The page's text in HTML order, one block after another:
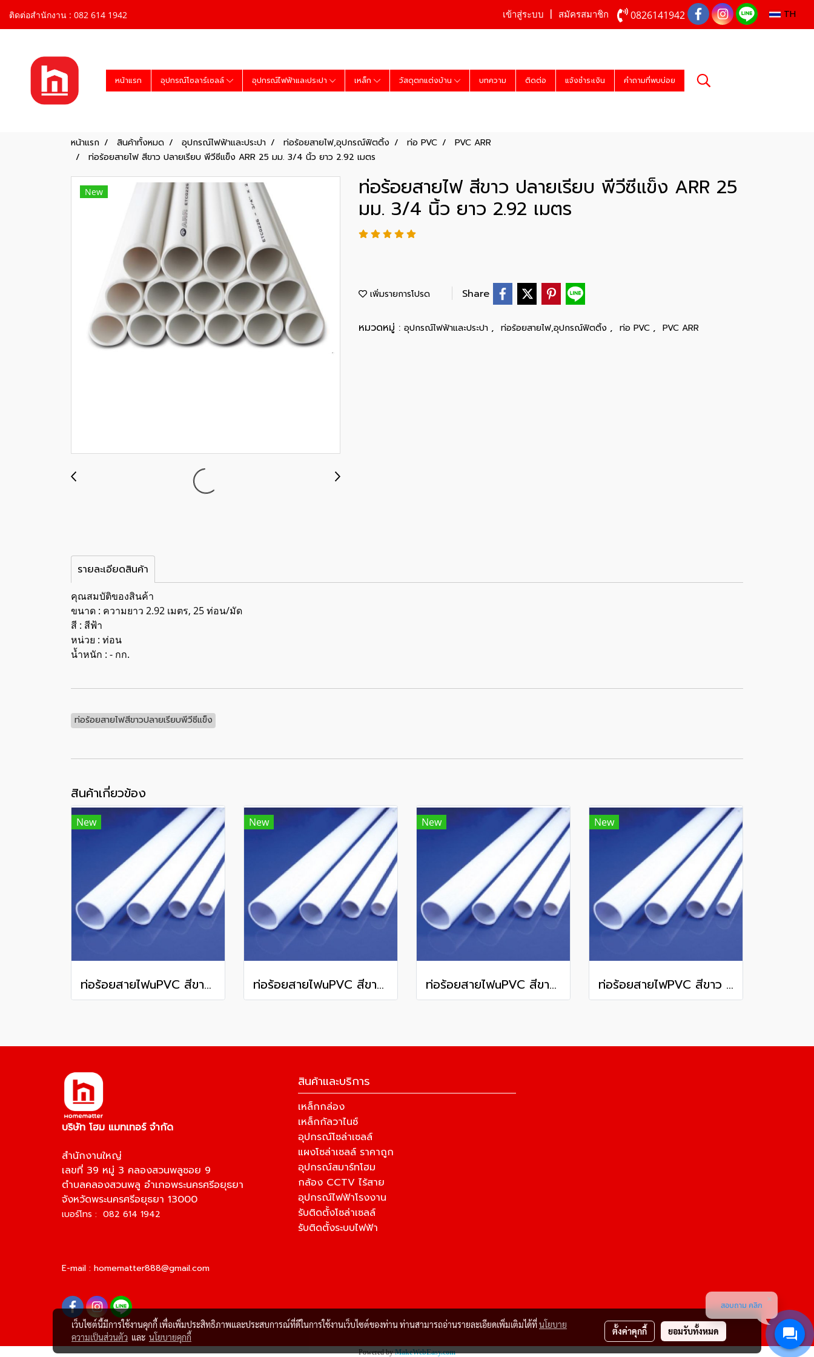
ติดต่อสำนักงาน : 082 614 1942 เข้าสู่ระบบ สมัครสมาชิก 0826141942 TH
หน้าแรก อุปกรณ์โซลาร์เซลล์ อุปกรณ์ไฟฟ้าและประปา เหล็ก วัสดุตกแต่งบ้าน บทความ ติดต่อ แจ้งชำระเงิน คำถามที่พบบ่อย
หน้าแรก สินค้าทั้งหมด อุปกรณ์ไฟฟ้าและประปา ท่อร้อยสายไฟ,อุปกรณ์ฟิตติ้ง ท่อ PVC
PVC ARR
ท่อร้อยสายไฟ สีขาว ปลายเรียบ พีวีซีแข็ง ARR 25 มม. 3/4 นิ้ว ยาว 2.92 เมตร
New ท่อร้อยสายไฟ สีขาว ปลายเรียบ พีวีซีแข็ง ARR 25
มม. 3/4 นิ้ว ยาว 2.92 เมตร
เพิ่มรายการโปรด Share
หมวดหมู่ : อุปกรณ์ไฟฟ้าและประปา , ท่อร้อยสายไฟ,อุปกรณ์ฟิตติ้ง , ท่อ PVC , PVC ARR
รายละเอียดสินค้า
คุณสมบัติของสินค้า
ขนาด : ความยาว 2.92 เมตร, 25 ท่อน/มัด
สี : สีฟ้า
หน่วย : ท่อน
น้ำหนัก : - กก.
ท่อร้อยสายไฟสีขาวปลายเรียบพีวีซีแข็ง
สินค้าเกี่ยวข้อง
New
ท่อร้อยสายไฟuPVC สีขาว ชนิดหนา WPP32 OD 32 มม. 2.5 มม. ยาว 292 มม.
New
ท่อร้อยสายไฟuPVC สีขาว ชนิดหนา WPP40 OD 40 มม. 2.7 มม. ยาว 292 มม.
New
ท่อร้อยสายไฟuPVC สีขาว ชนิดหนา WPP25 OD 25 มม. 1.9 มม. ยาว 292 มม.
New
ท่อร้อยสายไฟPVC สีขาว ชนิดหนา WPP50 OD 50 มม. 3 มม. ยาว 292 มม.
บริษัท โฮม แมทเทอร์ จำกัด
สำนักงานใหญ่
เลขที่ 39 หมู่ 3 คลองสวนพลูซอย 9
ตำบลคลองสวนพลู อำเภอพระนครศรีอยุธยา
จังหวัดพระนครศรีอยุธยา 13000
เบอร์โทร : 082 614 1942
E-mail : homematter888@gmail.com
สินค้าและบริการ
เหล็กกล่อง
เหล็กกัลวาไนซ์
อุปกรณ์โซล่าเซลล์
แผงโซล่าเซลล์ ราคาถูก
อุปกรณ์สมาร์ทโฮม
กล้อง CCTV ไร้สาย
อุปกรณ์ไฟฟ้าโรงงาน
รับติดตั้งโซล่าเซลล์
รับติดตั้งระบบไฟฟ้า
Powered byMakeWebEasy.com
เว็บไซต์นี้มีการใช้งานคุกกี้ เพื่อเพิ่มประสิทธิภาพและประสบการณ์ที่ดีในการใช้งานเว็บไซต์ของท่าน ท่านสามารถอ่านรายละเอียดเพิ่มเติมได้ที่นโยบาย
ความเป็นส่วนตัว และ นโยบายคุกกี้
ตั้งค่าคุกกี้ ยอมรับทั้งหมด
สอบถาม คลิก